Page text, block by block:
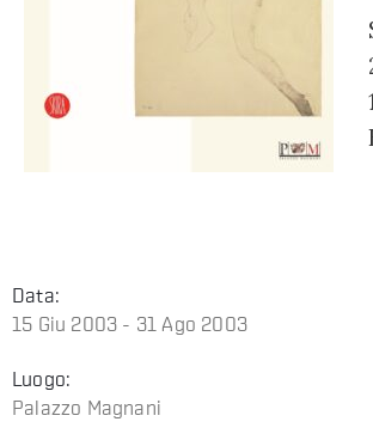
Data:
15 Giu 2003 - 31 Ago 2003
Luogo:
Palazzo Magnani